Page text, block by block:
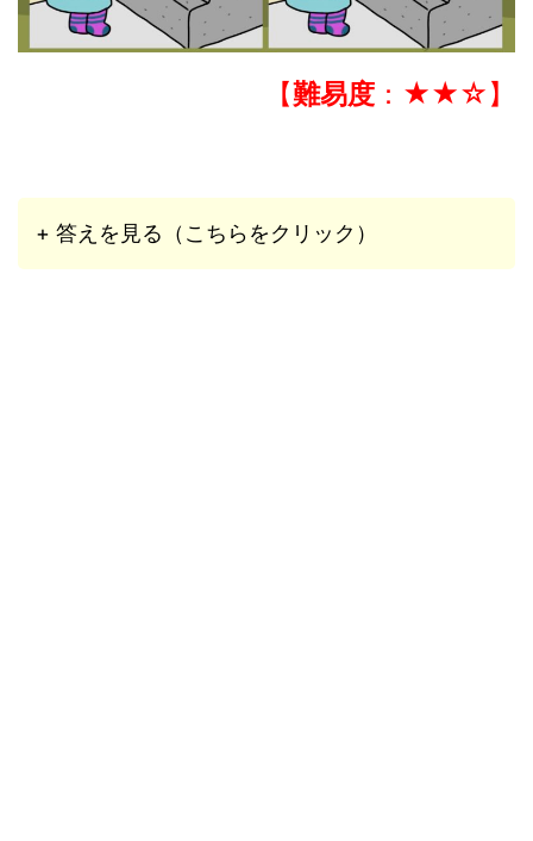
【難易度 ：★★☆】
+ 答えを見る（こちらをクリック）